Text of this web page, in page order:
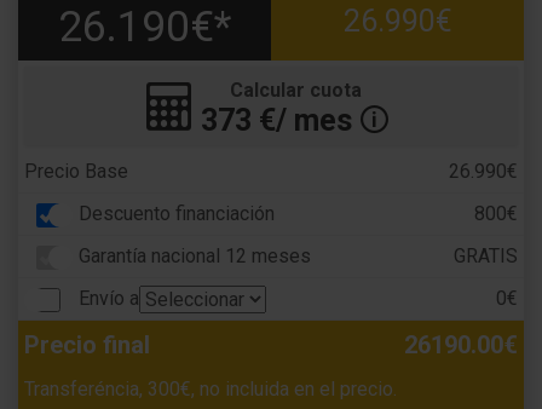
26.190€* 26.990€
Calcular cuota
373 €/ mes 🛈
Precio Base
26.990€
Descuento financiación
800€
Garantía nacional 12 meses
GRATIS
Envío a
0€
Precio final 26190.00€
Transferéncia, 300€, no incluida en el precio.